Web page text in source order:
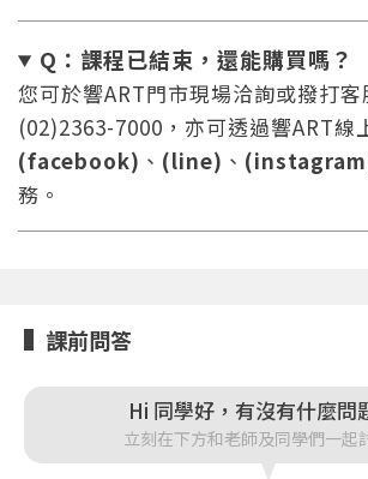
或
忘記密碼
或
註冊
按下註冊即代表你同意我們的使用者條
策 。
重設密碼
確定
取消
Q：課程已結束，還能購買嗎？
您可於響ART門市現場洽詢或撥打客
(02)2363-7000，亦可透過響ART線
(facebook) 、 (line) 、
務。
課前問答
Hi 同學好，有沒有什麼問
立刻在下方和老師及同學們一起